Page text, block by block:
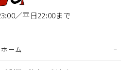
／平日22:00まで
ホーム